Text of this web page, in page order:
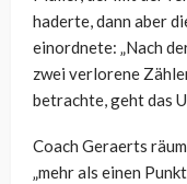
haderte, dann aber
einordnete: „Nach
zwei verlorene
betrachte, geht das
Coach Geraerts
„mehr als einen